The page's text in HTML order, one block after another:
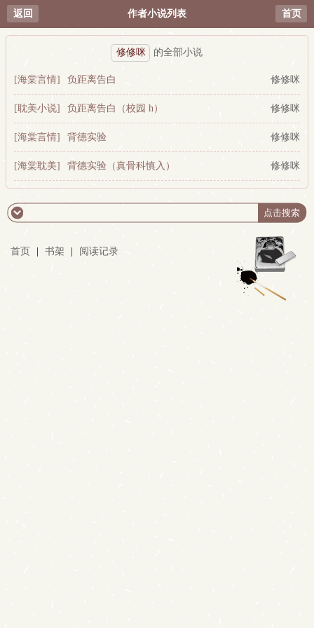
返回 作者小说列表 首页
修修咪 的全部小说
[海棠言情] 负距离告白 修修咪
[耽美小说] 负距离告白（校园 h） 修修咪
[海棠言情] 背德实验 修修咪
[海棠耽美] 背德实验（真骨科慎入） 修修咪
首页 书架 阅读记录